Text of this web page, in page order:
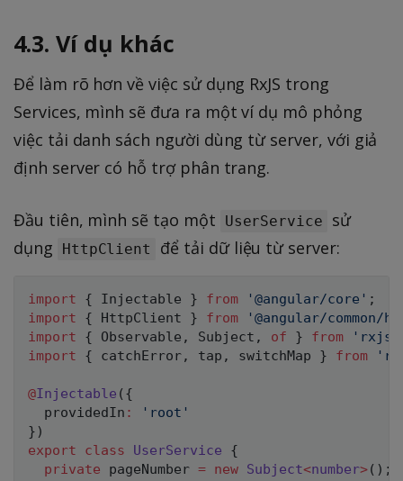
4.3. Ví dụ khác
Để làm rõ hơn về việc sử dụng RxJS trong
Services, mình sẽ đưa ra một ví dụ mô phỏng
việc tải danh sách người dùng từ server, với giả
định server có hỗ trợ phân trang.
Đầu tiên, mình sẽ tạo một UserService
sử
dụng
HttpClient để tải dữ liệu từ server:
import { Injectable } from '@angular/core' ;
import
{ HttpClient } from
'@angular/common/
import
{ Observable , Subject , of } from 'rxjs'
import
{ catchError, tap , switchMap } from
@Injectable ( {
  providedIn
:
'root'
} )
export
class UserService
{
private pageNumber = new Subject<number>( ) ;